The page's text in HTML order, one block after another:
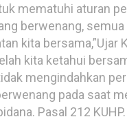
mematuhi aturan
berwenang,
kita bersama,”Ujar
kita ketahui
mengindahkan
pada saat
Pasal 212